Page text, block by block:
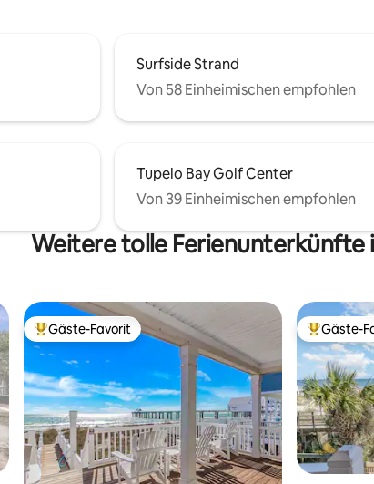
Surfside Strand
Von 58 Einheimischen empfohlen
Tupelo Bay Golf Center
Von 39 Einheimischen empfohlen
Weitere tolle Ferienunterkünfte
Beliebter Gäste-Favorit.
Gäste-Favorit Beliebter
Gäste-